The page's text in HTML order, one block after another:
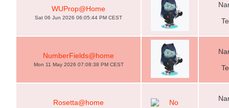
WUProp@Home
Sat 06 Jun 2026 06:05:44 PM CEST
NumberFields@home
Mon 11 May 2026 07:08:38 PM CEST
Rosetta@home